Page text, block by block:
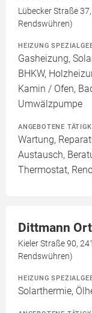
Lübecker Straße
Rendswühren)
HEIZUNG
Gasheizung,
BHKW,
Kamin / Ofen,
Umwälzpumpe
ANGEBOTENE
Wartung,
Austausch,
Thermostat,
Dittmann
Kieler Straße 90,
Rendswühren)
HEIZUNG
Solarthermie,